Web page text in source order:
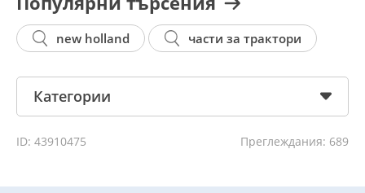
new holland части за трактори
Категории
ID: 43910475 Преглеждания: 689